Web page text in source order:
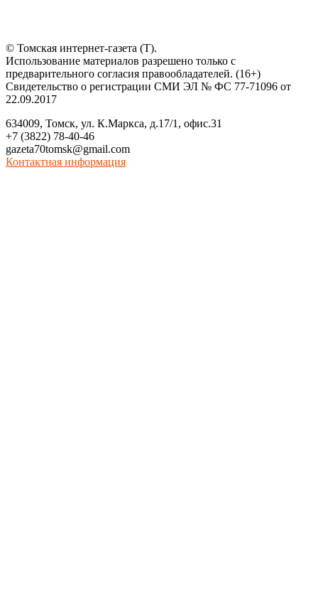
© Томская интернет-газета (Т).
Использование материалов разрешено только с
предварительного согласия правообладателей. (16+)
Свидетельство о регистрации СМИ ЭЛ № ФС 77-71096 от
22.09.2017
634009, Томск, ул. К.Маркса, д.17/1, офис.31
+7 (3822) 78-40-46
gazeta70tomsk@gmail.com
Контактная информация